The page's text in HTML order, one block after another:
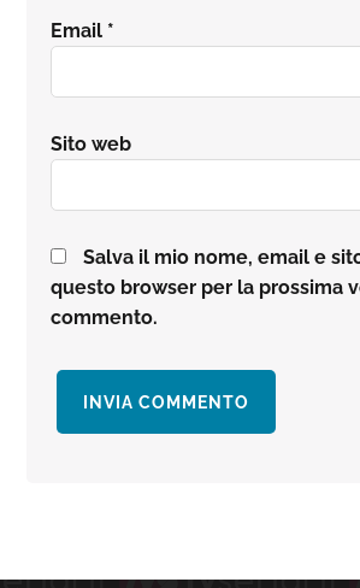
Email *
Sito web
Salva il mio nome, email e
questo browser per la prossima
commento.